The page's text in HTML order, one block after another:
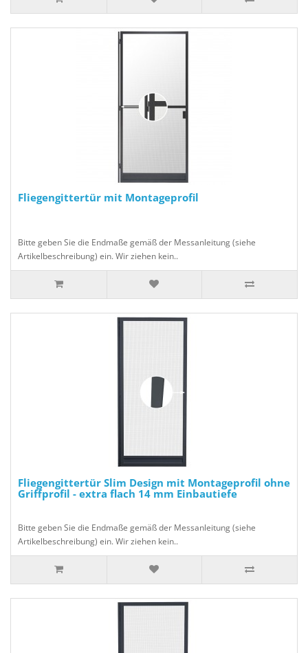
Fliegengittertür mit Montageprofil
Bitte geben Sie die Endmaße gemäß der Messanleitung (siehe
Artikelbeschreibung) ein. Wir ziehen kein..
Fliegengittertür Slim Design mit Montageprofil ohne
Griffprofil - extra flach 14 mm Einbautiefe
Bitte geben Sie die Endmaße gemäß der Messanleitung (siehe
Artikelbeschreibung) ein. Wir ziehen kein..